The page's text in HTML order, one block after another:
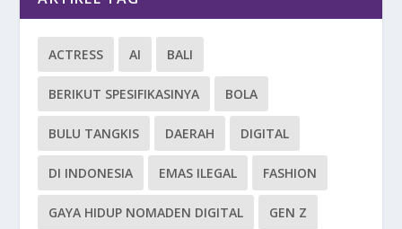
ACTRESS AI BALI
BERIKUT SPESIFIKASINYA BOLA
BULU TANGKIS DAERAH DIGITAL
DI INDONESIA EMAS ILEGAL FASHION
GAYA HIDUP NOMADEN DIGITAL GEN Z